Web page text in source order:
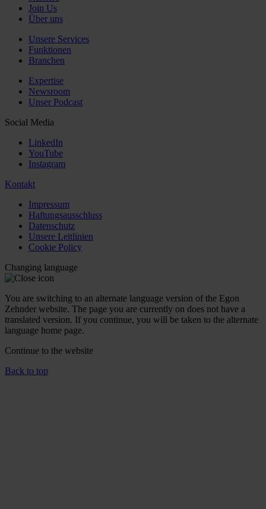
Join Us
Über uns
Unsere Services
Funktionen
Branchen
Expertise
Newsroom
Unser Podcast
Social Media
LinkedIn
YouTube
Instagram
Kontakt
Impressum
Haftungsausschluss
Datenschutz
Unsere Leitlinien
Cookie Policy
Changing language
You are switching to an alternate language version of the Egon
Zehnder website. The page you are currently on does not have a
translated version. If you continue, you will be taken to the alternate
language home page.
Continue to the website
Back to top